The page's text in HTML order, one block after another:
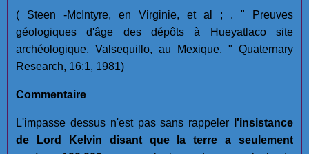
( Steen -McIntyre, en Virginie, et al ; . " Preuves
géologiques d'âge des dépôts à Hueyatlaco site
archéologique, Valsequillo, au Mexique, " Quaternary
Research, 16:1, 1981)
Commentaire
L'impasse dessus n'est pas sans rappeler
l'insistance
de Lord Kelvin disant que la terre a seulement